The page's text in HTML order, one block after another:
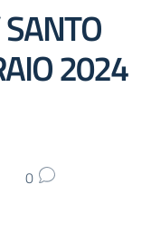
2024
0